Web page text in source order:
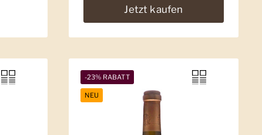
Jetzt kaufen
-23% RABATT
NEU